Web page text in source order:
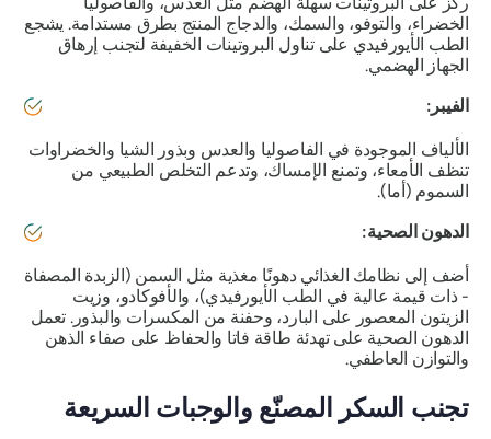
الخضراء، والتوفو، والسمك، والدجاج المنتج بطرق مستدامة. يشجع
الطب الأيورفيدي على تناول البروتينات الخفيفة لتجنب إرهاق
الجهاز الهضمي.
الفيبر:
الألياف الموجودة في الفاصوليا والعدس وبذور الشيا والخضراوات
تنظف الأمعاء، وتمنع الإمساك، وتدعم التخلص الطبيعي من
السموم (أما).
الدهون الصحية:
أضف إلى نظامك الغذائي دهونًا مغذية مثل السمن (الزبدة المصفاة
- ذات قيمة عالية في الطب الأيورفيدي)، والأفوكادو، وزيت
الزيتون المعصور على البارد، وحفنة من المكسرات والبذور. تعمل
الدهون الصحية على تهدئة طاقة فاتا والحفاظ على صفاء الذهن
والتوازن العاطفي.
تجنب السكر المصنّع والوجبات السريعة